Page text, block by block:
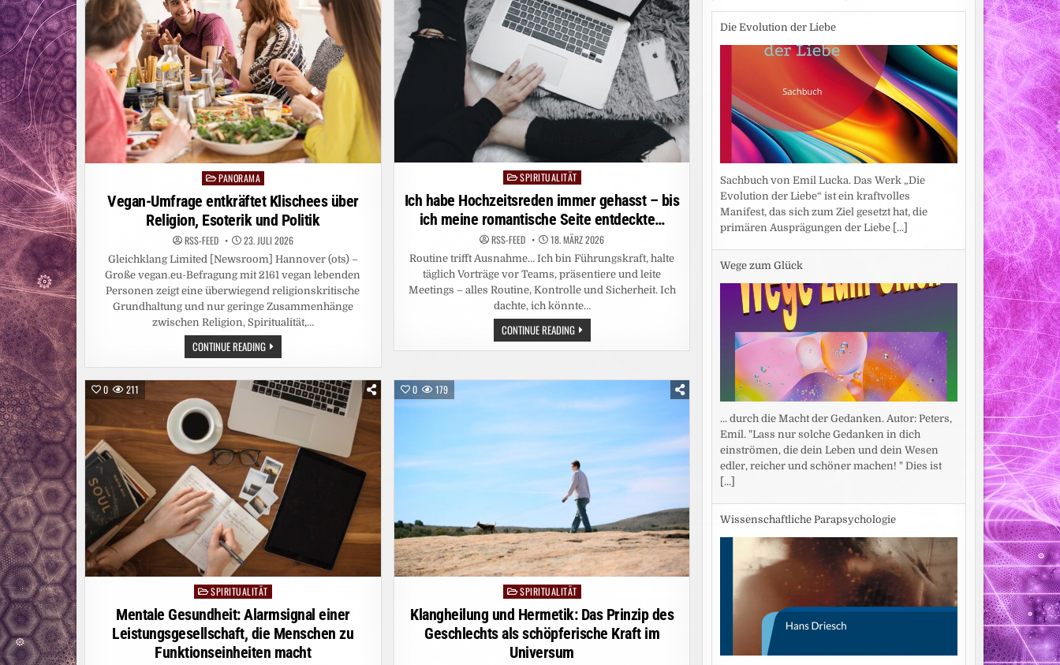
PostedPANORAMA
Vegan-Umfrage entkräftet Klischees über
Religion, Esoterik und Politik
RSS-FEED 23. JULI 2026
Gleichklang Limited [Newsroom] Hannover (ots) –
Große vegan.eu-Befragung mit 2161 vegan lebenden
Personen zeigt eine überwiegend religionskritische
Grundhaltung und nur geringe Zusammenhänge
zwischen Religion, Spiritualität,…
CONTINUE READINGVEGAN-
UMFRAGE
ENTKRÄFTET
ÜBER
RELIGION,
ESOTERIK
Posted
in
SPIRITUALITÄT
Ich habe Hochzeitsreden immer gehasst – bis
ich meine romantische Seite entdeckte…
RSS-FEED 18. MÄRZ 2026
Routine trifft Ausnahme… Ich bin Führungskraft, halte
täglich Vorträge vor Teams, präsentiere und leite
Meetings – alles Routine, Kontrolle und Sicherheit. Ich
dachte, ich könnte…
CONTINUE READINGICH
HABE
HOCHZEITSREDEN
–
ICH
MEINE
0 211
PostedSPIRITUALITÄT
Mentale Gesundheit: Alarmsignal einer
Leistungsgesellschaft, die Menschen zu
Funktionseinheiten macht
0 179
Posted
in
SPIRITUALITÄT
Klangheilung und Hermetik: Das Prinzip des
Geschlechts als schöpferische Kraft im
Universum
Die Evolution der Liebe
Sachbuch von Emil Lucka. Das Werk „Die
Evolution der Liebe“ ist ein kraftvolles
Manifest, das sich zum Ziel gesetzt hat, die
primären Ausprägungen der Liebe [...]
Wege zum Glück
... durch die Macht der Gedanken. Autor: Peters,
Emil. "Lass nur solche Gedanken in dich
einströmen, die dein Leben und dein Wesen
edler, reicher und schöner machen! " Dies ist
[...]
Wissenschaftliche Parapsychologie